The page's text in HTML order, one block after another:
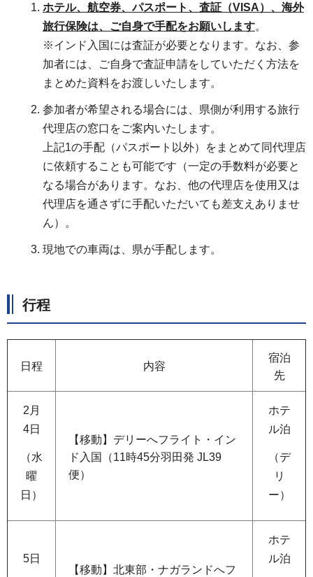
ホテル、航空券、パスポート、査証（VISA）、海外
旅行保険は、ご自身で手配をお願いします。
※インド入国には査証が必要となります。なお、参
加者には、ご自身で査証申請をしていただく方法を
まとめた資料をお渡しいたします。
参加者が希望される場合には、県側が利用する旅行
代理店の窓口をご案内いたします。
上記1の手配（パスポート以外）をまとめて同代理店
に依頼することも可能です（一定の手数料が必要と
なる場合があります。なお、他の代理店を使用又は
代理店を通さずに手配いただいても差支えありませ
ん）。
現地での車両は、県が手配します。
行程
日程 内容
宿泊
先
2月
4日
（水
曜
日）
【移動】デリーへフライト・イン
ド入国（11時45分羽田発 JL39
便）
ホテ
ル泊
（デ
リ
ー）
5日
【移動】北東部・ナガランドへフ
ホテ
ル泊